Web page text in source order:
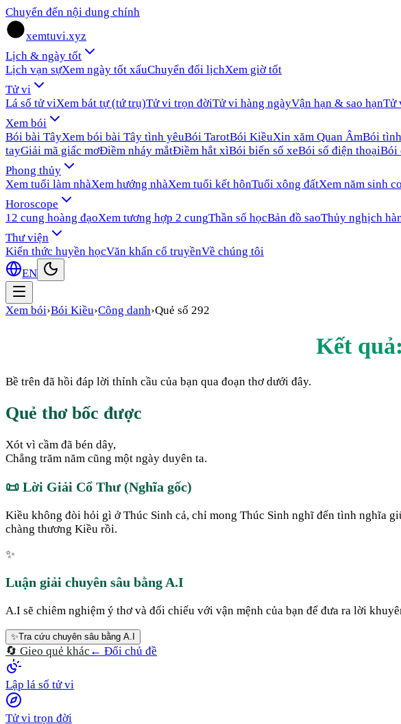
Chuyển đến nội dung chính
xemtuvi.xyz
Lịch & ngày tốt
Lịch vạn sựXem ngày tốt xấuChuyển đổi lịchXem giờ tốt
Tử vi
Lá số tử viXem bát tự (tứ trụ)Tử vi trọn đờiTử vi hàng ngàyVận hạn & sao hạnTử
Xem bói
Bói bài TâyXem bói bài Tây tình yêuBói TarotBói KiềuXin xăm Quan ÂmBói
tayGiải mã giấc mơĐiềm nháy mắtĐiềm hắt xìBói biển số xeBói số điện thoạiBói
Phong thủy
Xem tuổi làm nhàXem hướng nhàXem tuổi kết hônTuổi xông đấtXem năm sinh
Horoscope
12 cung hoàng đạoXem tương hợp 2 cungThần số họcBản đồ saoThủy nghịch
Thư viện
Kiến thức huyền họcVăn khấn cổ truyềnVề chúng tôi
EN
Xem bói›Bói Kiều›Công danh›Quẻ số 292
Kết
Bề trên đã hồi đáp lời thỉnh cầu của bạn qua đoạn thơ dưới đây.
Quẻ thơ bốc được
Xót vì cầm đã bén dây,
Chẳng trăm năm cũng một ngày duyên ta.
📜 Lời Giải Cổ Thư (Nghĩa gốc)
Kiều không đòi hỏi gì ở Thúc Sinh cả, chỉ mong Thúc Sinh nghĩ đến tình nghĩa
chàng thương Kiều rồi.
✨
Luận giải chuyên sâu bằng A.I
A.I sẽ chiêm nghiệm ý thơ và đối chiếu với vận mệnh của bạn để đưa ra lời
✨Tra cứu chuyên sâu bằng A.I
🔄 Gieo quẻ khác ← Đổi chủ đề
Lập lá số tử vi
Tử vi trọn đời